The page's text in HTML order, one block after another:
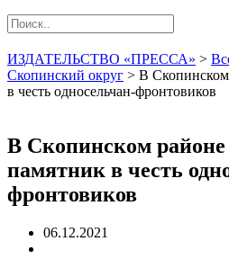
ИЗДАТЕЛЬСТВО «ПРЕССА» >
Скопинский округ > В
в честь односельчан-фронтовиков
В Скопинском
памятник в честь
фронтовиков
06.12.2021